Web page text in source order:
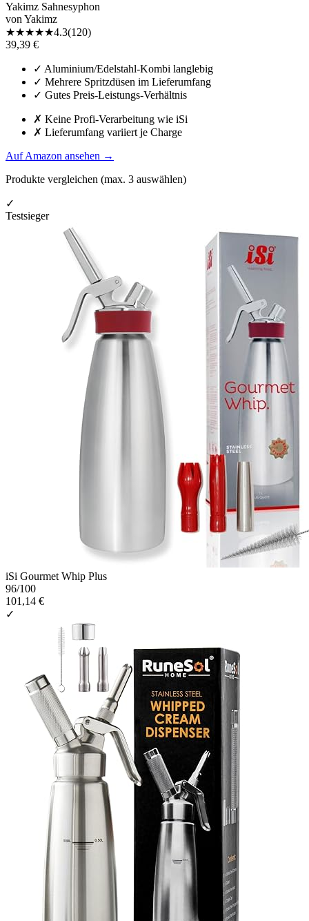
Yakimz Sahnesyphon
von Yakimz
★★★★★4.3(120)
39,39 €
✓ Aluminium/Edelstahl-Kombi langlebig
✓ Mehrere Spritzdüsen im Lieferumfang
✓ Gutes Preis-Leistungs-Verhältnis
✗ Keine Profi-Verarbeitung wie iSi
✗ Lieferumfang variiert je Charge
Auf Amazon ansehen →
Produkte vergleichen (max. 3 auswählen)
✓
Testsieger
iSi Gourmet Whip Plus
96/100
101,14 €
✓